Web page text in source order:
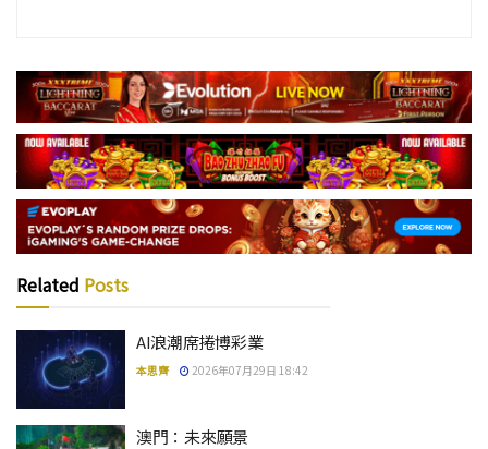
Related Posts
AI浪潮席捲博彩業
本思齊 2026年07月29日 18:42
澳門：未來願景